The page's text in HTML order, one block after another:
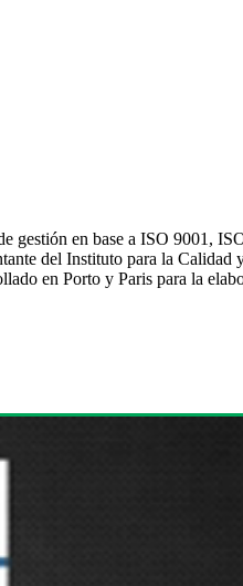
gestión en base a ISO 9001,
del Instituto para la Calidad
en Porto y Paris para la